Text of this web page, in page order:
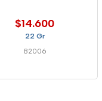
$14.600
22 Gr
82006